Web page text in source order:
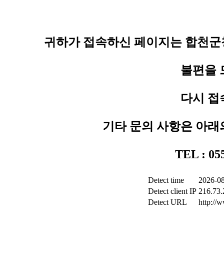
귀하가 접속하신 페이지는 합천
불편을
다시 접
기타 문의 사항은 아
TEL :
Detect time
2026-
Detect client IP
Detect URL
http://